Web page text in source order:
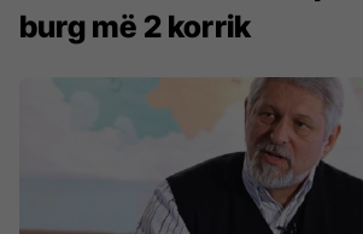
burg më 2 korrik